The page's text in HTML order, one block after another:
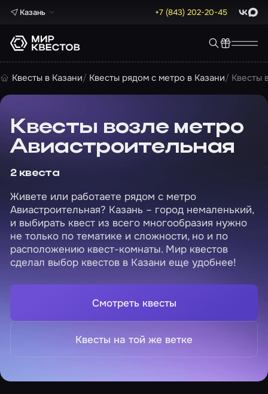
Казань +7 (843) 202-20-45 Max
Квесты в Казани Квесты рядом с метро в Казани Квесты
Квесты возле метро
Авиастроительная
2 квеста
Живете или работаете рядом с метро
Авиастроительная? Казань – город немаленький,
и выбирать квест из всего многообразия нужно
не только по тематике и сложности, но и по
расположению квест-комнаты. Мир квестов
сделал выбор квестов в Казани еще удобнее!
Смотреть квесты
Квесты на той же ветке